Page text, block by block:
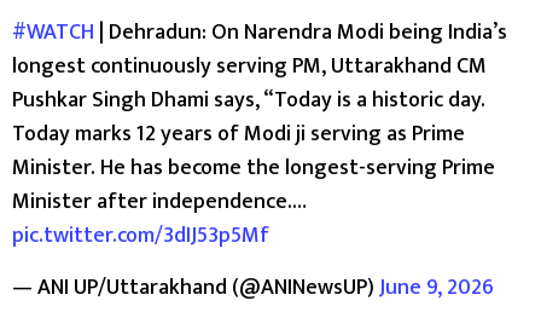
#WATCH | Dehradun: On Narendra Modi being India’s
longest continuously serving PM, Uttarakhand CM
Pushkar Singh Dhami says, “Today is a historic day.
Today marks 12 years of Modi ji serving as Prime
Minister. He has become the longest-serving Prime
Minister after independence.…
pic.twitter.com/3dIJ53p5Mf
— ANI UP/Uttarakhand (@ANINewsUP)June 9, 2026